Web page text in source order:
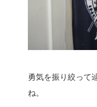
勇気を振り絞って
ね。